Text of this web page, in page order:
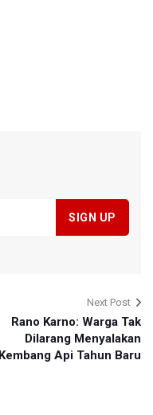
Next Post
Rano Karno: Warga Tak
Dilarang Menyalakan
Kembang Api Tahun Baru